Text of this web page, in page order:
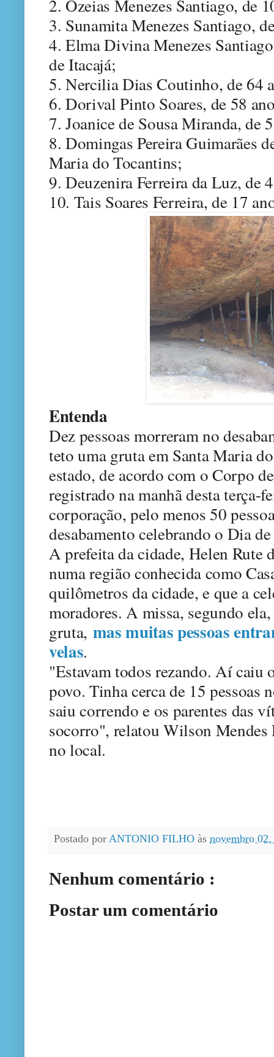
2. Ozeias Menezes Santiago, de
3. Sunamita Menezes Santiago,
4. Elma Divina Menezes
de Itacajá;
5. Nercilia Dias Coutinho, de 64
6. Dorival Pinto Soares, de 58
7. Joanice de Sousa Miranda, de
8. Domingas Pereira Guimarães
Maria do Tocantins;
9. Deuzenira Ferreira da Luz, de
10. Tais Soares Ferreira, de 17
Entenda
Dez pessoas morreram no
teto uma gruta em Santa Maria
estado, de acordo com o Corpo
registrado na manhã desta terça-
corporação, pelo menos 50
desabamento celebrando o Dia
A prefeita da cidade, Helen Rute
numa região conhecida como
quilômetros da cidade, e que a
moradores. A missa, segundo
gruta, mas muitas pessoas
velas.
"Estavam todos rezando. Aí caiu
povo. Tinha cerca de 15 pessoas
saiu correndo e os parentes das
socorro", relatou Wilson Mendes
no local.
Postado por ANTONIO FILHO às novembro
Nenhum comentário :
Postar um comentário